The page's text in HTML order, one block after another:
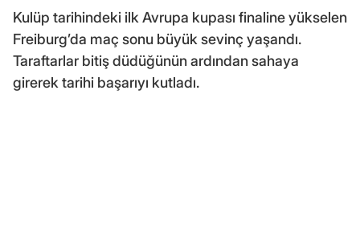
Kulüp tarihindeki ilk Avrupa kupası finaline yükselen
Freiburg’da maç sonu büyük sevinç yaşandı.
Taraftarlar bitiş düdüğünün ardından sahaya
girerek tarihi başarıyı kutladı.